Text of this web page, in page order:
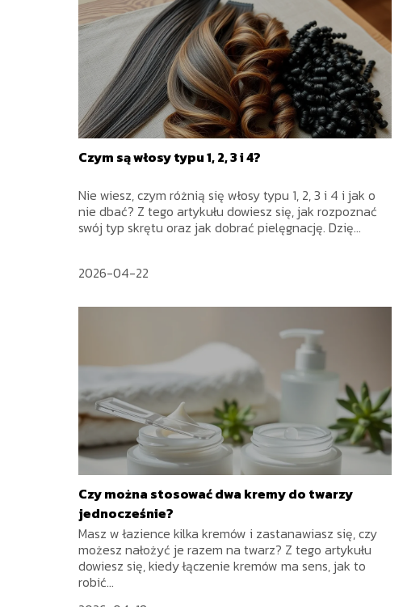
Czym są włosy typu 1, 2, 3 i 4?
Nie wiesz, czym różnią się włosy typu 1, 2, 3 i 4 i jak o
nie dbać? Z tego artykułu dowiesz się, jak rozpoznać
swój typ skrętu oraz jak dobrać pielęgnację. Dzię...
2026-04-22
Czy można stosować dwa kremy do twarzy
jednocześnie?
Masz w łazience kilka kremów i zastanawiasz się, czy
możesz nałożyć je razem na twarz? Z tego artykułu
dowiesz się, kiedy łączenie kremów ma sens, jak to
robić...